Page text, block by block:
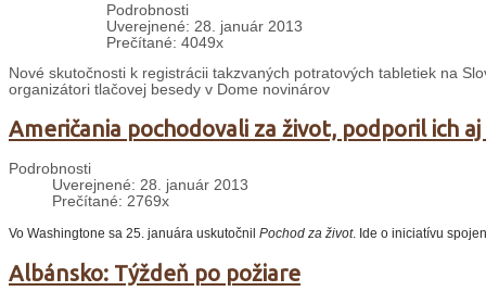
Podrobnosti
Uverejnené: 28. január 2013
Prečítané: 4049x
Nové skutočnosti k registrácii takzvaných potratových tabletiek na
organizátori tlačovej besedy v Dome novinárov
Američania pochodovali za život, podporil ich
Podrobnosti
Uverejnené: 28. január 2013
Prečítané: 2769x
Vo Washingtone sa 25. januára uskutočnil Pochod za život. Ide o iniciatívu
Albánsko: Týždeň po požiare